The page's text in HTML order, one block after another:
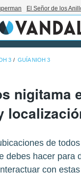
El Señor de los
3 GUÍA NIOH 3
nigitama
de
debes hacer para
con